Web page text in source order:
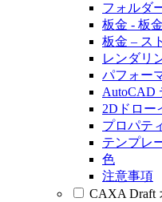
フォルダ
板金 - 板金
板金 – ス
レンダリ
パフォー
AutoCAD
2Dドロー
プロパテ
テンプレ
色
注意事項
CAXA Draft